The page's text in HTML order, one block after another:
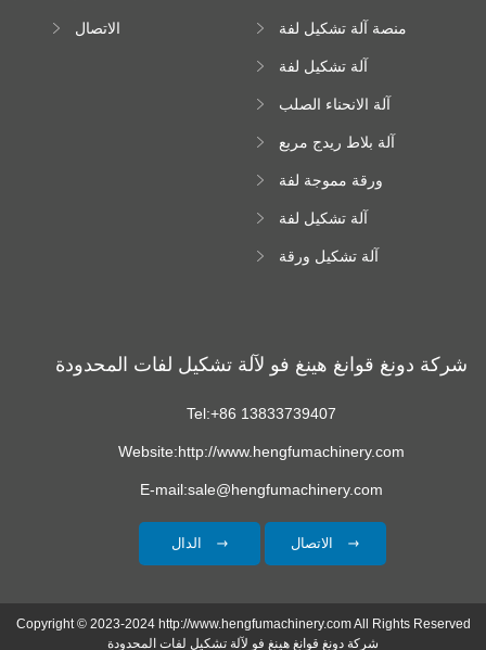
الاتصال
منصة آلة تشكيل لفة
آلة تشكيل لفة
آلة الانحناء الصلب
آلة بلاط ريدج مربع
ورقة مموجة لفة
آلة تشكيل لفة
آلة تشكيل ورقة
شركة دونغ قوانغ هينغ فو لآلة تشكيل لفات المحدودة
Tel:+86 13833739407
Website:http://www.hengfumachinery.com
E-mail:sale@hengfumachinery.com
Copyright © 2023-2024 http://www.hengfumachinery.com All Rights Reserved
شركة دونغ قوانغ هينغ فو لآلة تشكيل لفات المحدودة